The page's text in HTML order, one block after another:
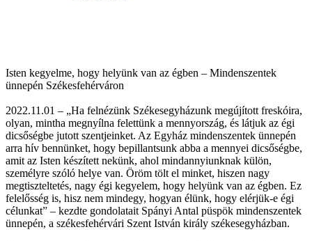
Isten kegyelme, hogy helyünk van az égben – Mindenszentek
ünnepén Székesfehérváron
2022.11.01 – „Ha felnézünk Székesegyházunk megújított freskóira,
olyan, mintha megnyílna felettünk a mennyország, és látjuk az égi
dicsőségbe jutott szentjeinket. Az Egyház mindenszentek ünnepén
arra hív bennünket, hogy bepillantsunk abba a mennyei dicsőségbe,
amit az Isten készített nekünk, ahol mindannyiunknak külön,
személyre szóló helye van. Öröm tölt el minket, hiszen nagy
megtiszteltetés, nagy égi kegyelem, hogy helyünk van az égben. Ez
felelősség is, hisz nem mindegy, hogyan élünk, hogy elérjük-e égi
célunkat” – kezdte gondolatait Spányi Antal püspök mindenszentek
ünnepén, a székesfehérvári Szent István király székesegyházban.